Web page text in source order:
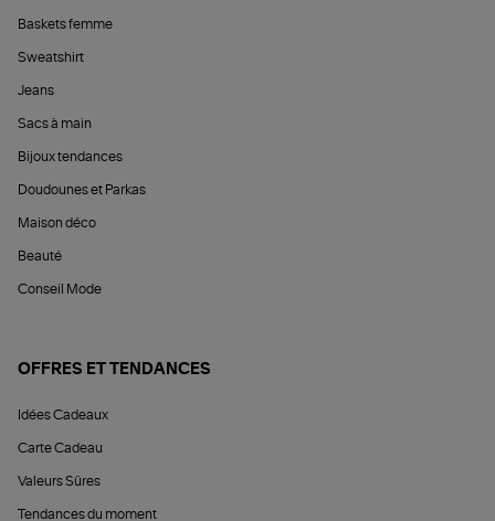
Baskets femme
Sweatshirt
Jeans
Sacs à main
Bijoux tendances
Doudounes et Parkas
Maison déco
Beauté
Conseil Mode
OFFRES ET TENDANCES
Idées Cadeaux
Carte Cadeau
Valeurs Sûres
Tendances du moment